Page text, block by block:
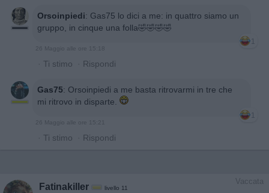
Orsoinpiedi: Gas75 lo dici a me: in quattro siamo un
gruppo, in cinque una folla🤣🤣🤣🤣
1
· Ti stimo · Rispondi
Gas75: Orsoinpiedi a me basta ritrovarmi in tre che
mi ritrovo in disparte.
1
· Ti stimo · Rispondi
Vaccata
Fatinakiller livello 11